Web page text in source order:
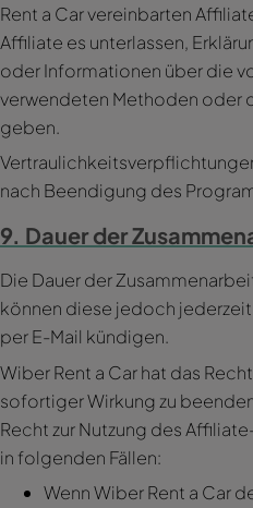
Rent a Car vereinbarten
Affiliate es unterlassen,
oder Informationen über die
verwendeten Methoden oder
geben.
nach Beendigung des
9. Dauer der
Die Dauer der
können diese jedoch
per E-Mail kündigen.
Wiber Rent a Car hat das
sofortiger Wirkung zu
Recht zur Nutzung des
in folgenden Fällen:
Wenn Wiber Rent a Car